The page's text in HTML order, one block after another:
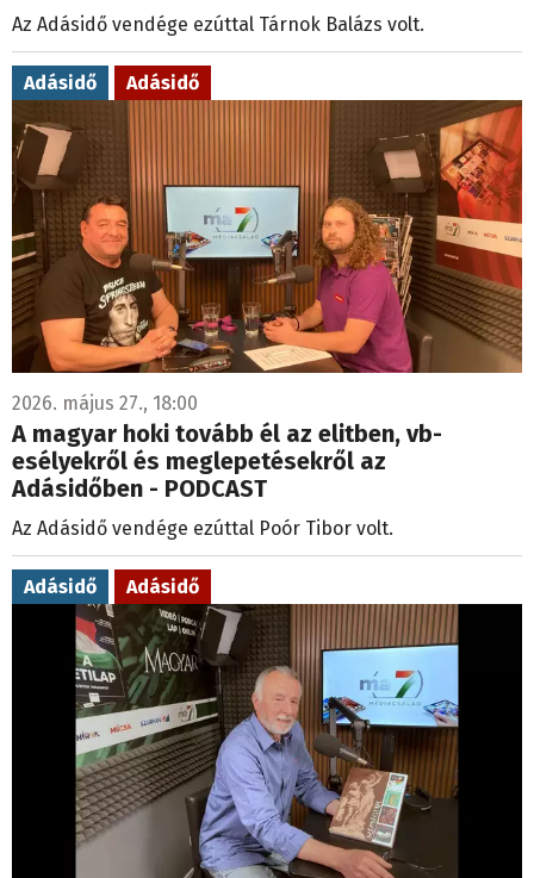
Az Adásidő vendége ezúttal Tárnok Balázs volt.
Adásidő Adásidő
2026. május 27., 18:00
A magyar hoki tovább él az elitben, vb-
esélyekről és meglepetésekről az
Adásidőben - PODCAST
Az Adásidő vendége ezúttal Poór Tibor volt.
Adásidő Adásidő